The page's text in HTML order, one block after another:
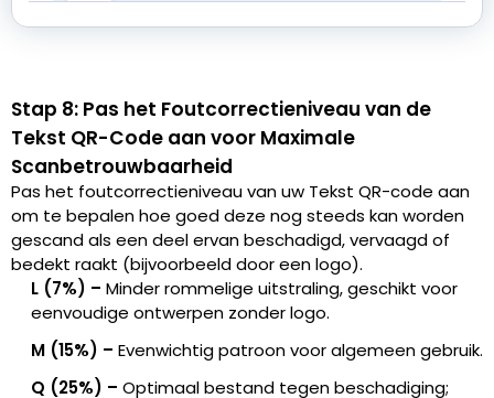
Stap 8: Pas het Foutcorrectieniveau van de
Tekst QR-Code aan voor Maximale
Scanbetrouwbaarheid
Pas het foutcorrectieniveau van uw Tekst QR-code aan
om te bepalen hoe goed deze nog steeds kan worden
gescand als een deel ervan beschadigd, vervaagd of
bedekt raakt (bijvoorbeeld door een logo).
L (7%) – Minder rommelige uitstraling, geschikt voor
eenvoudige ontwerpen zonder logo.
M (15%) – Evenwichtig patroon voor algemeen gebruik.
Q (25%) – Optimaal bestand tegen beschadiging;